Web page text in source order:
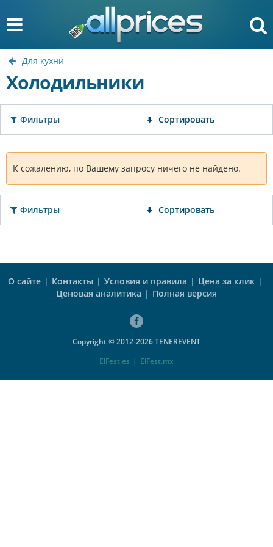
Для кухни
Холодильники
Фильтры Сортировать
К сожалению, по Вашему запросу ничего не найдено.
Фильтры Сортировать
О сайте | Контакты | Условия и правила | Цена за клик |
Ценовая аналитика | Полная версия
Copyright © 2012-2026 TENEREVENT
ElFest.es | ElFest.mx